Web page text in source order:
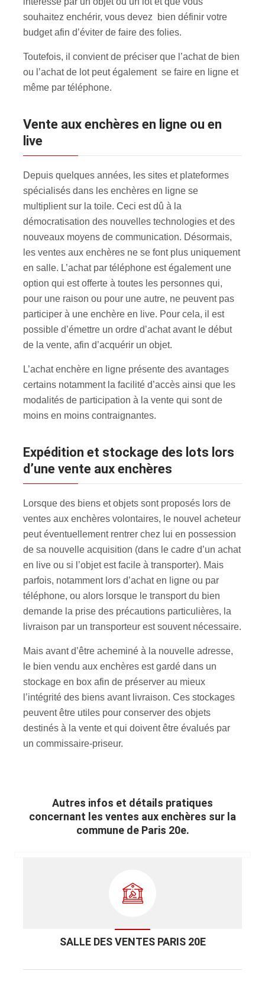
souhaitez enchérir, vous devez bien définir votre
budget afin d’éviter de faire des folies.
Toutefois, il convient de préciser que l’achat de bien
ou l’achat de lot peut également se faire en ligne et
même par téléphone.
Vente aux enchères en ligne ou en
live
Depuis quelques années, les sites et plateformes
spécialisés dans les enchères en ligne se
multiplient sur la toile. Ceci est dû à la
démocratisation des nouvelles technologies et des
nouveaux moyens de communication. Désormais,
les ventes aux enchères ne se font plus uniquement
en salle. L’achat par téléphone est également une
option qui est offerte à toutes les personnes qui,
pour une raison ou pour une autre, ne peuvent pas
participer à une enchère en live. Pour cela, il est
possible d’émettre un ordre d’achat avant le début
de la vente, afin d’acquérir un objet.
L’achat enchère en ligne présente des avantages
certains notamment la facilité d’accès ainsi que les
modalités de participation à la vente qui sont de
moins en moins contraignantes.
Expédition et stockage des lots lors
d’une vente aux enchères
Lorsque des biens et objets sont proposés lors de
ventes aux enchères volontaires, le nouvel acheteur
peut éventuellement rentrer chez lui en possession
de sa nouvelle acquisition (dans le cadre d’un achat
en live ou si l’objet est facile à transporter). Mais
parfois, notamment lors d’achat en ligne ou par
téléphone, ou alors lorsque le transport du bien
demande la prise des précautions particulières, la
livraison par un transporteur est souvent nécessaire.
Mais avant d’être acheminé à la nouvelle adresse,
le bien vendu aux enchères est gardé dans un
stockage en box afin de préserver au mieux
l’intégrité des biens avant livraison. Ces stockages
peuvent être utiles pour conserver des objets
destinés à la vente et qui doivent être évalués par
un commissaire-priseur.
Autres infos et détails pratiques
concernant les ventes aux enchères sur la
commune de Paris 20e.
SALLE DES VENTES PARIS 20E